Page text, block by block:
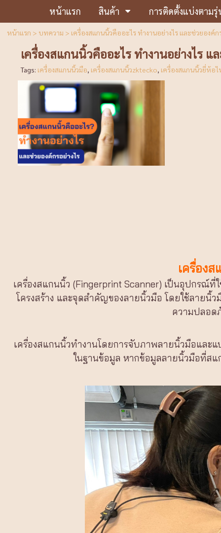
หน้าแรก สินค้า การติดตั้งแบ่งตามรุ่
หน้าแรก > บทความ > เครื่องสแกนนิ้วคืออะไร ทำงานอย่างไร และช่วยองค์ก
เครื่องสแกนนิ้วคืออะไร ทำงานอย่างไร แ
Tags: เครื่องสแกนนิ้วมือ, เครื่องสแกนนิ้วzktecko, เครื่องสแกนนิ้วยี่ห้อ
เครื่อง
เครื่องสแกนนิ้ว (Fingerprint Scanner) เป็นอุปกรณ์ที่
โครงสร้าง และจุดสำคัญของลายนิ้วมือ โดยใช้ลายนิ้
ความปลอด
เครื่องสแกนนิ้วทำงานโดยการจับภาพลายนิ้วมือแล
ในฐานข้อมูล หากข้อมูลลายนิ้วมือที่ส